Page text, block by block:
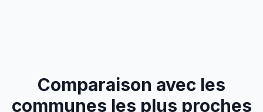
Comparaison avec les
communes les plus proches